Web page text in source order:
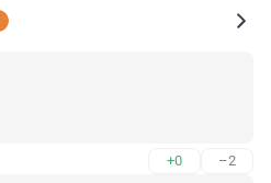
+0 –2